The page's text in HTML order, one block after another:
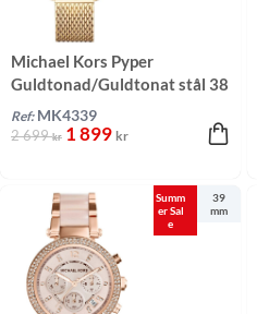
Michael Kors Pyper
Guldtonad/Guldtonat stål 38
mm
Ref: MK4339
2 699kr 1 899 kr
Summ
er Sal
e
39
mm